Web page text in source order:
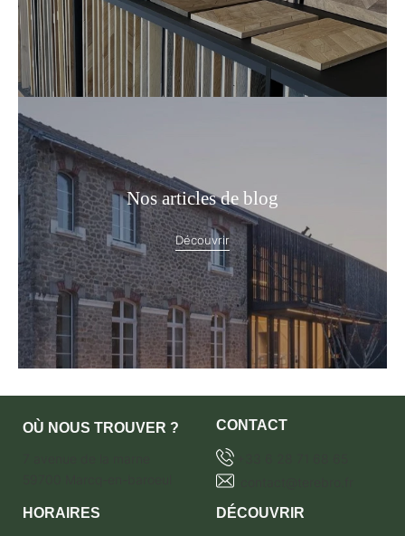
Nos articles de blog
Découvrir
OÙ NOUS TROUVER ?
CONTACT
HORAIRES
DÉCOUVRIR